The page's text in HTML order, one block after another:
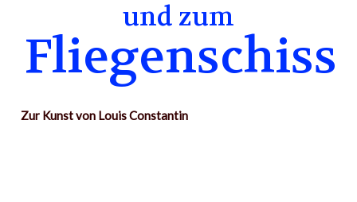
und zum
Fliegenschiss
Zur Kunst von Louis Constantin